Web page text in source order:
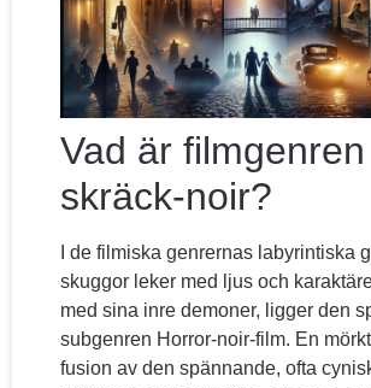
Vad är filmgenren
skräck-noir?
I de filmiska genrernas labyrintiska
skuggor leker med ljus och
med sina inre demoner, ligger den
subgenren Horror-noir-film. En
fusion av den spännande, ofta